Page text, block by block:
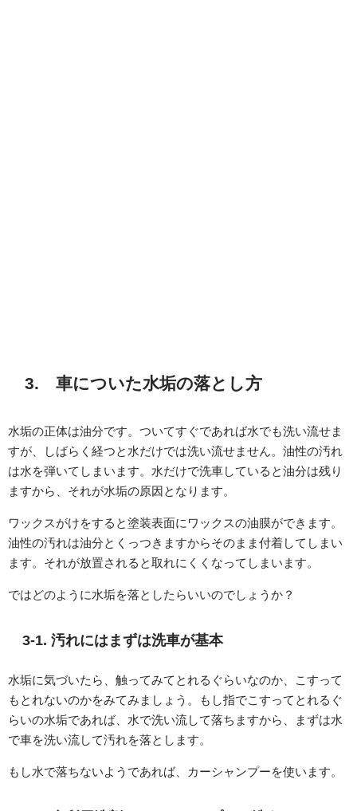
3. 車についた水垢の落とし方
水垢の正体は油分です。ついてすぐであれば水でも洗い流せま
すが、しばらく経つと水だけでは洗い流せません。油性の汚れ
は水を弾いてしまいます。水だけで洗車していると油分は残り
ますから、それが水垢の原因となります。
ワックスがけをすると塗装表面にワックスの油膜ができます。
油性の汚れは油分とくっつきますからそのまま付着してしまい
ます。それが放置されると取れにくくなってしまいます。
ではどのように水垢を落としたらいいのでしょうか？
3-1. 汚れにはまずは洗車が基本
水垢に気づいたら、触ってみてとれるぐらいなのか、こすって
もとれないのかをみてみましょう。もし指でこすってとれるぐ
らいの水垢であれば、水で洗い流して落ちますから、まずは水
で車を洗い流して汚れを落とします。
もし水で落ちないようであれば、カーシャンプーを使います。